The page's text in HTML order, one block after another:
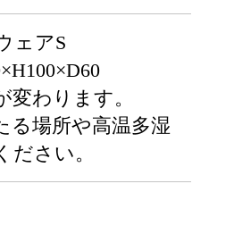
ェアS
わります。
る場所や高温多湿
ださい。